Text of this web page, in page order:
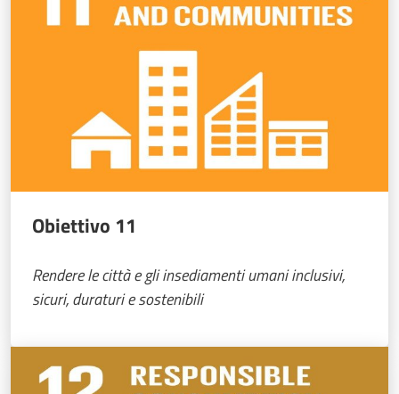
Obiettivo 11
Rendere le città e gli insediamenti umani inclusivi,
sicuri, duraturi e sostenibili